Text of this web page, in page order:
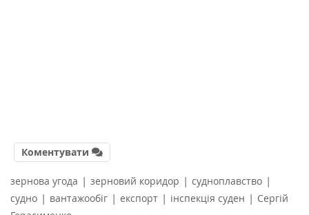
Коментувати
зернова угода | зерновий коридор | судноплавство |
судно | вантажообіг | експорт | інспекція суден | Сергій